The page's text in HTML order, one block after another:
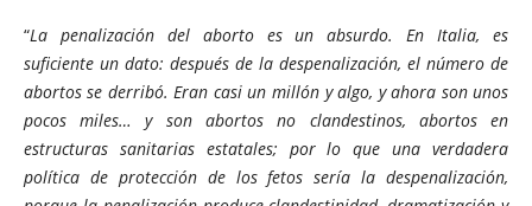
“La penalización del aborto es un absurdo. En Italia, es
suficiente un dato: después de la despenalización, el número de
abortos se derribó. Eran casi un millón y algo, y ahora son unos
pocos miles… y son abortos no clandestinos, abortos en
estructuras sanitarias estatales; por lo que una verdadera
política de protección de los fetos sería la despenalización,